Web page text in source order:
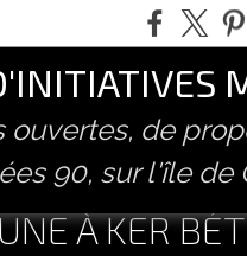
de
90, sur l'île de
À KER